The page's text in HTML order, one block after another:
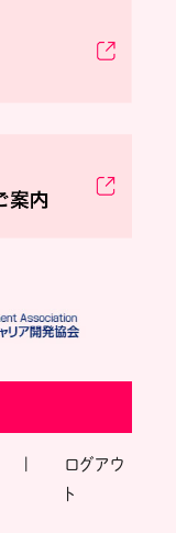
ログアウ
ト